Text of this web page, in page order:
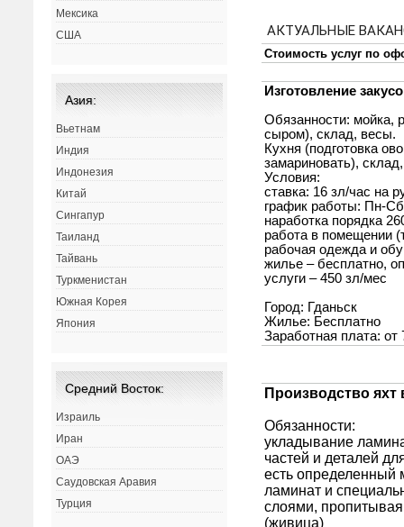
Мексика
США
Азия:
Вьетнам
Индия
Индонезия
Китай
Сингапур
Таиланд
Тайвань
Туркменистан
Южная Корея
Япония
Средний Восток:
Израиль
Иран
ОАЭ
Саудовская Аравия
Турция